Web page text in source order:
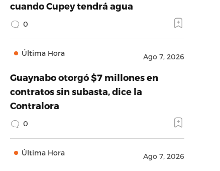
cuando Cupey tendrá agua
0
Última Hora Ago 7, 2026
Guaynabo otorgó $7 millones en
contratos sin subasta, dice la
Contralora
0
Última Hora Ago 7, 2026